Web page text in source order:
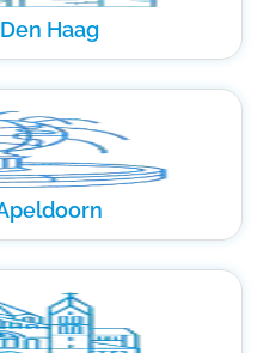
Haag